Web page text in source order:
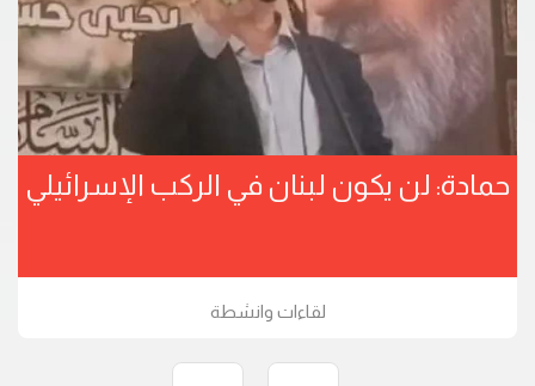
حمادة: لن يكون لبنان في الركب الإسرائيلي
لقاءات وانشطة